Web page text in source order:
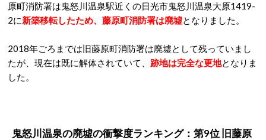
原町消防署は鬼怒川温泉駅近くの日光市鬼怒川温泉大原1419-
2に新築移転したため、藤原町消防署は廃墟となりました。
2018年ごろまでは旧藤原町消防署は廃墟として残っていまし
たが、現在は既に解体されていて、 跡地は完全な更地となりま
した。
鬼怒川温泉の廃墟の衝撃度ランキング：第9位 旧藤原